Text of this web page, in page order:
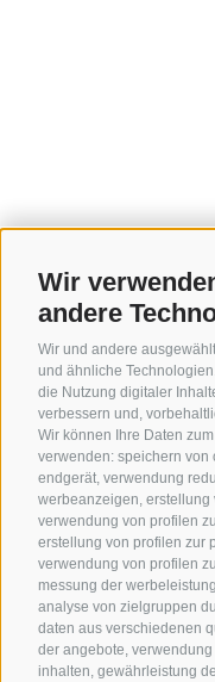
Wir
andere
Wir und andere
und ähnliche
die Nutzung digitaler
verbessern und,
Wir können Ihre Daten
verwenden: speichern von
endgerät, verwendung
werbeanzeigen,
verwendung von profilen
erstellung von profilen zur
verwendung von profilen
messung der
analyse von zielgruppen
daten aus verschiedenen
der angebote,
inhalten, gewährleistung